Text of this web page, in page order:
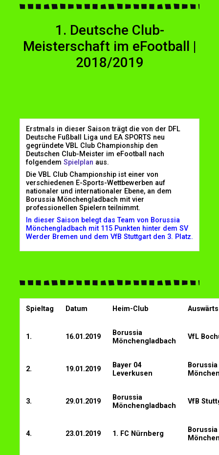
1. Deutsche Club-
Meisterschaft im eFootball |
2018/2019
Erstmals in dieser Saison trägt die von der DFL
Deutsche Fußball Liga und EA SPORTS neu
gegründete VBL Club Championship den
Deutschen Club-Meister im eFootball nach
folgendem Spielplan aus.
Die VBL Club Championship ist einer von
verschiedenen E-Sports-Wettbewerben auf
nationaler und internationaler Ebene, an dem
Borussia Mönchengladbach mit vier
professionellen Spielern teilnimmt.
In dieser Saison belegt das Team von Borussia
Mönchengladbach mit 115 Punkten hinter dem SV
Werder Bremen und dem VfB Stuttgart den 3. Platz.
Spieltag Datum Heim-Club
1. 16.01.2019
Borussia
Mönchengladbach
VfL
2. 19.01.2019
Bayer 04
Leverkusen
Borussia
3. 29.01.2019
Borussia
Mönchengladbach
VfB
4. 23.01.2019 1. FC Nürnberg
Borussia